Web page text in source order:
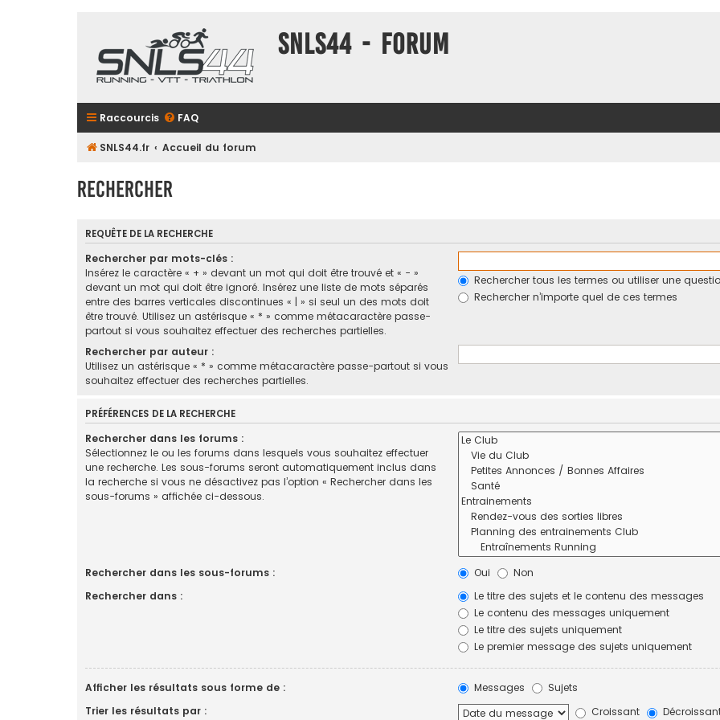
SNLS44 - Forum
Raccourcis FAQ
SNLS44.fr Accueil du forum
Rechercher
REQUÊTE DE LA RECHERCHE
Rechercher par mots-clés :
Insérez le caractère « + » devant un mot qui doit être trouvé et « - »
devant un mot qui doit être ignoré. Insérez une liste de mots séparés
entre des barres verticales discontinues « | » si seul un des mots doit
être trouvé. Utilisez un astérisque « * » comme métacaractère passe-
partout si vous souhaitez effectuer des recherches partielles.
Rechercher tous les termes ou utiliser une
Rechercher n’importe quel de ces termes
Rechercher par auteur :
Utilisez un astérisque « * » comme métacaractère passe-partout si vous
souhaitez effectuer des recherches partielles.
PRÉFÉRENCES DE LA RECHERCHE
Rechercher dans les forums :
Sélectionnez le ou les forums dans lesquels vous souhaitez effectuer
une recherche. Les sous-forums seront automatiquement inclus dans
la recherche si vous ne désactivez pas l’option « Rechercher dans les
sous-forums » affichée ci-dessous.
Rechercher dans les sous-forums : Oui
Non
Rechercher dans :
Le titre des sujets et le contenu des messages
Le contenu des messages uniquement
Le titre des sujets uniquement
Le premier message des sujets uniquement
Afficher les résultats sous forme de : Messages
Sujets
Trier les résultats par :
Croissant